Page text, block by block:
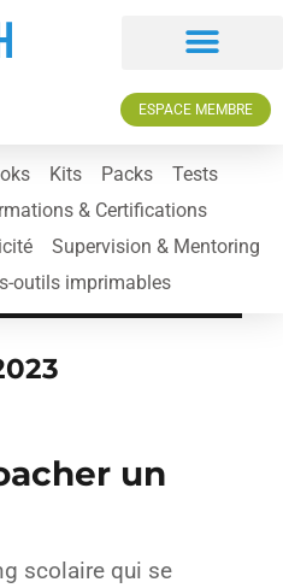
ESPACE MEMBRE
Kits Packs
Tests
& Certifications
Supervision & Mentoring
outils imprimables
un
scolaire qui se